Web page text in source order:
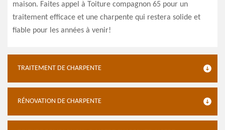
maison. Faites appel à Toiture compagnon 65 pour un
traitement efficace et une charpente qui restera solide et
fiable pour les années à venir!
TRAITEMENT DE CHARPENTE
RÉNOVATION DE CHARPENTE